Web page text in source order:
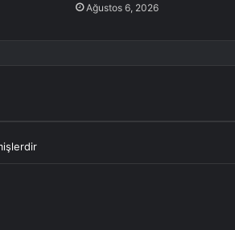
Ağustos 6, 2026